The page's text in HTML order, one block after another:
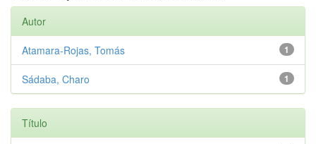
Autor
1
Atamara-Rojas, Tomás
1
Sádaba, Charo
Título